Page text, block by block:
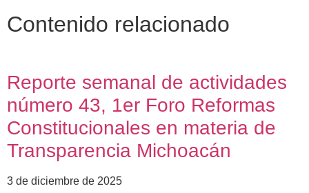
Contenido relacionado
Reporte semanal de actividades
número 43, 1er Foro Reformas
Constitucionales en materia de
Transparencia Michoacán
3 de diciembre de 2025